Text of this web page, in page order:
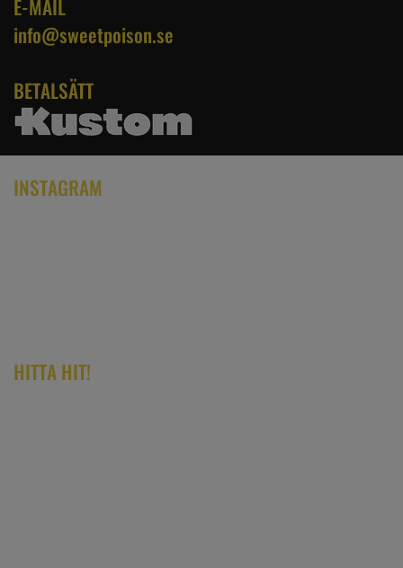
E-MAIL
info@sweetpoison.se
BETALSÄTT
INSTAGRAM
HITTA HIT!